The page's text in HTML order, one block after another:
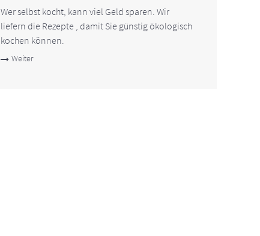
Wer selbst kocht, kann viel Geld sparen. Wir
liefern die Rezepte , damit Sie günstig ökologisch
kochen können.
Weiter